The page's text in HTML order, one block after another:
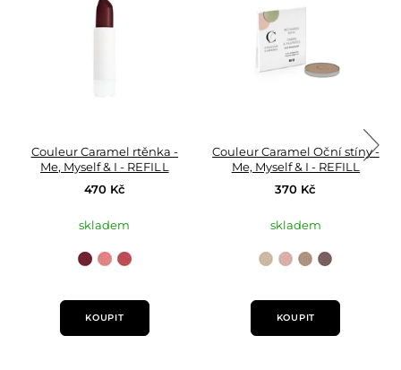
Couleur Caramel rtěnka -
Me, Myself & I - REFILL
470 Kč
skladem
n°294
velvet
refill
n°295
Picadilly
refill
n°296
Margaret
refill
KOUPIT
Couleur Caramel Oční stíny -
Me, Myself & I - REFILL
370 Kč
skladem
n°176
tartan
refill
n°177
pink
refill
n°178
Champagne
refill
n°179
plum
KOUPIT